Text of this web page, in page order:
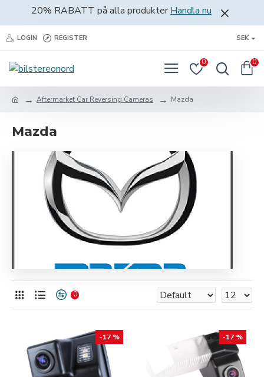
20% RABATT på alla produkterHandla nu
LOGIN REGISTER SEK
0 0
Aftermarket Car Reversing Cameras Mazda
Mazda
0
-17 % -17 %